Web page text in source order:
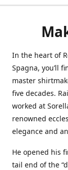
In the heart of
Spagna, you’ll
master
five decades.
worked at
renowned
elegance and
He opened his
tail end of the